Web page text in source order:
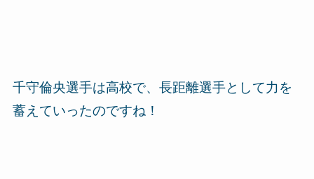
千守倫央選手は高校で、長距離選手として力を
蓄えていったのですね！